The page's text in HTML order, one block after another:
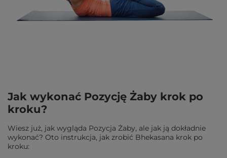
Jak wykonać Pozycję Żaby krok po
kroku?
Wiesz już, jak wygląda Pozycja Żaby, ale jak ją dokładnie
wykonać? Oto instrukcja, jak zrobić Bhekasana krok po
kroku: